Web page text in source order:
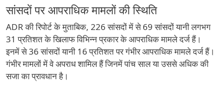
सांसदों पर आपराधिक मामलों की स्थिति
ADR की रिपोर्ट के मुताबिक, 226 सांसदों में से 69 सांसदों यानी लगभग
31 प्रतिशत के खिलाफ विभिन्न प्रकार के आपराधिक मामले दर्ज हैं।
इनमें से 36 सांसदों यानी 16 प्रतिशत पर गंभीर आपराधिक मामले दर्ज हैं।
गंभीर मामलों में वे अपराध शामिल हैं जिनमें पांच साल या उससे अधिक की
सजा का प्रावधान है।